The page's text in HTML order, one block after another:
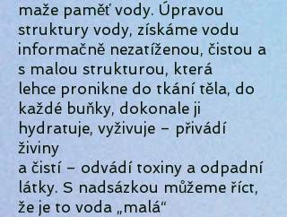
maže paměť vody. Úpravou
struktury vody, získáme vodu
informačně nezatíženou, čistou a
s malou strukturou, která
lehce pronikne do tkání těla, do
každé buňky, dokonale ji
hydratuje, vyživuje – přivádí
živiny
a čistí – odvádí toxiny a odpadní
látky. S nadsázkou můžeme říct,
že je to voda „malá“